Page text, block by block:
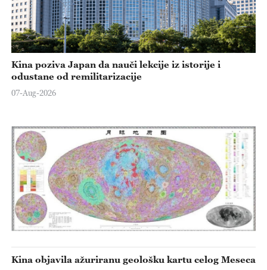
Kina poziva Japan da nauči lekcije iz istorije i
odustane od remilitarizacije
07-Aug-2026
Kina objavila ažuriranu geološku kartu celog Meseca